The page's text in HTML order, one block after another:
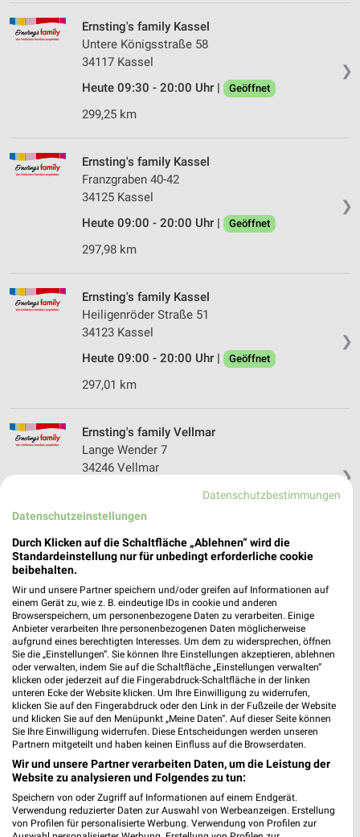
❯
Ernsting's family Kassel
Untere Königsstraße 58
34117 Kassel
Heute 09:30 - 20:00 Uhr |
Geöffnet
299,25 km
❯
Ernsting's family Kassel
Franzgraben 40-42
34125 Kassel
Heute 09:00 - 20:00 Uhr |
Geöffnet
297,98 km
❯
Ernsting's family Kassel
Heiligenröder Straße 51
34123 Kassel
Heute 09:00 - 20:00 Uhr |
Geöffnet
297,01 km
❯
Ernsting's family Vellmar
Lange Wender 7
34246 Vellmar
Heute 09:00 - 20:00 Uhr | Geöffnet
299,62 km
Rathausplatz 3
34246 Vellmar Stadtzentrum
Heute 09:00 - 19:00 Uhr | Geöffnet
298,91 km
Ernsting's family Hessisch Lichtenau
Poststraße 10
37235 Hessisch Lichtenau
Heute 09:00 - 18:30 Uhr | Geöffnet
292,35 km
Datenschutzbestimmungen
Datenschutzeinstellungen
Durch Klicken auf die Schaltfläche „Ablehnen“ wird die
Standardeinstellung nur für unbedingt erforderliche cookie
beibehalten.
Wir und unsere Partner speichern und/oder greifen auf Informationen auf
einem Gerät zu, wie z. B. eindeutige IDs in cookie und anderen
Browserspeichern, um personenbezogene Daten zu verarbeiten. Einige
Anbieter verarbeiten Ihre personenbezogenen Daten möglicherweise
aufgrund eines berechtigten Interesses. Um dem zu widersprechen, öffnen
Sie die „Einstellungen“. Sie können Ihre Einstellungen akzeptieren, ablehnen
oder verwalten, indem Sie auf die Schaltfläche „Einstellungen verwalten“
klicken oder jederzeit auf die Fingerabdruck-Schaltfläche in der linken
unteren Ecke der Website klicken. Um Ihre Einwilligung zu widerrufen,
klicken Sie auf den Fingerabdruck oder den Link in der Fußzeile der Website
und klicken Sie auf den Menüpunkt „Meine Daten“. Auf dieser Seite können
Sie Ihre Einwilligung widerrufen. Diese Entscheidungen werden unseren
Partnern mitgeteilt und haben keinen Einfluss auf die Browserdaten.
Wir und unsere Partner verarbeiten Daten, um die Leistung der
Website zu analysieren und Folgendes zu tun:
Speichern von oder Zugriff auf Informationen auf einem Endgerät.
Verwendung reduzierter Daten zur Auswahl von Werbeanzeigen. Erstellung
von Profilen für personalisierte Werbung. Verwendung von Profilen zur